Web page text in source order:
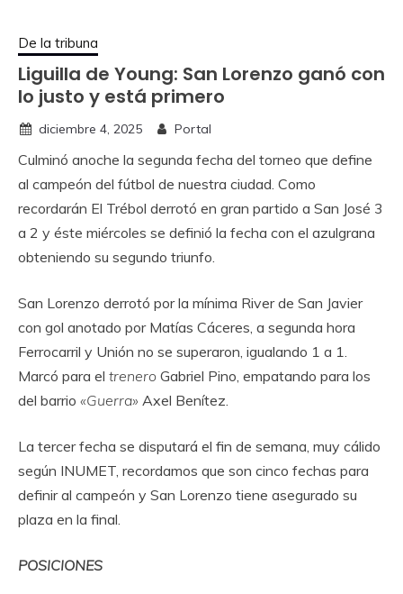
De la tribuna
Liguilla de Young: San Lorenzo ganó con
lo justo y está primero
diciembre 4, 2025 Portal
Culminó anoche la segunda fecha del torneo que define
al campeón del fútbol de nuestra ciudad. Como
recordarán El Trébol derrotó en gran partido a San José 3
a 2 y éste miércoles se definió la fecha con el azulgrana
obteniendo su segundo triunfo.
San Lorenzo derrotó por la mínima River de San Javier
con gol anotado por Matías Cáceres, a segunda hora
Ferrocarril y Unión no se superaron, igualando 1 a 1.
Marcó para el trenero Gabriel Pino, empatando para los
del barrio «Guerra» Axel Benítez.
La tercer fecha se disputará el fin de semana, muy cálido
según INUMET, recordamos que son cinco fechas para
definir al campeón y San Lorenzo tiene asegurado su
plaza en la final.
POSICIONES